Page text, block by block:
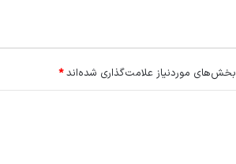
بخش‌های موردنیاز علامت‌گذاری شده‌اند*